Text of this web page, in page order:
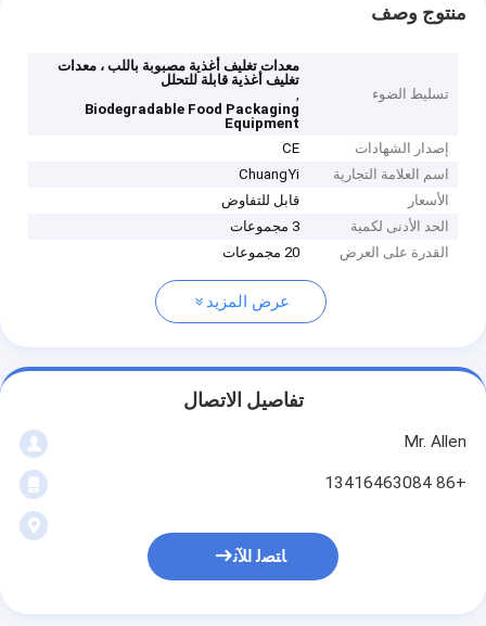
منتوج وصف
تسليط الضوء
معدات تغليف أغذية مصبوبة باللب ، معدات
تغليف أغذية قابلة للتحلل
,
Biodegradable Food Packaging
Equipment
إصدار الشهادات
CE
اسم العلامة التجارية
ChuangYi
الأسعار
قابل للتفاوض
الحد الأدنى لكمية
3 مجموعات
القدرة على العرض
20 مجموعات
عرض المزيد
تفاصيل الاتصال
Mr. Allen
+86 13416463084
ﺎﺘﺼﻟ ﺍﻶﻧ